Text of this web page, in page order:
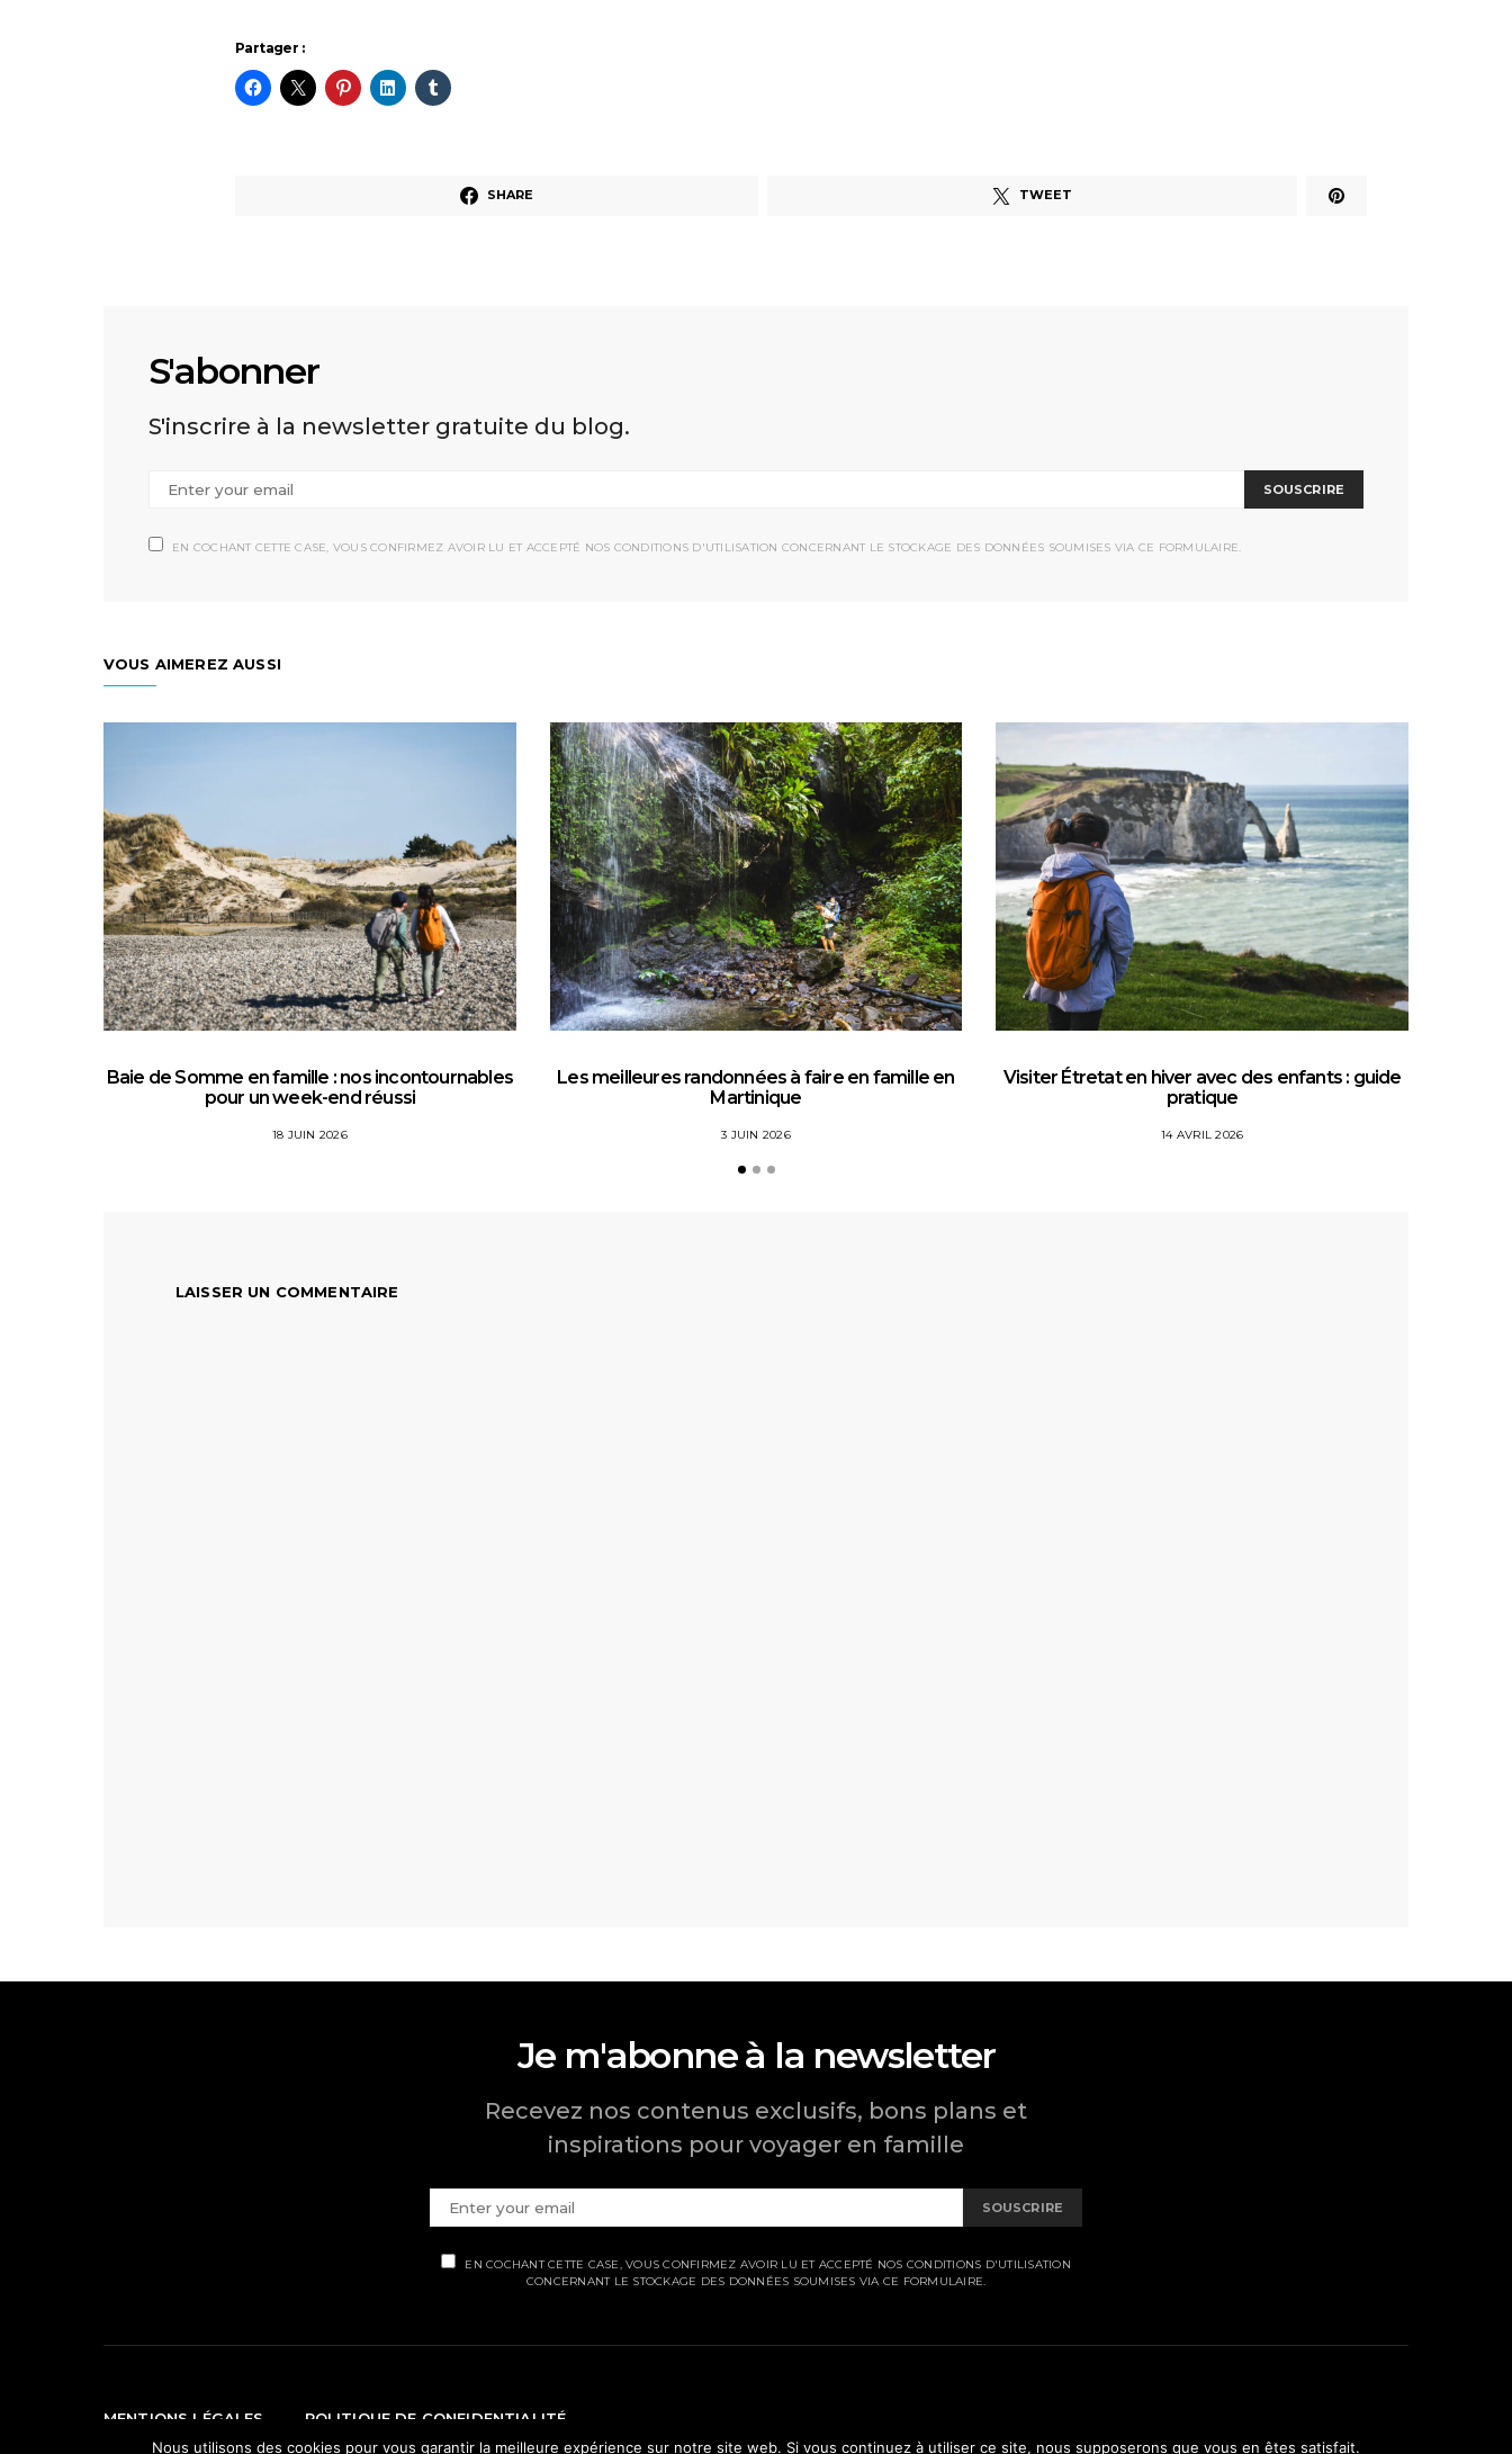
Partager :
SHARE TWEET
S'abonner
S'inscrire à la newsletter gratuite du blog.
SOUSCRIRE
EN COCHANT CETTE CASE, VOUS CONFIRMEZ AVOIR LU ET ACCEPTÉ NOS CONDITIONS D'UTILISATION CONCERNANT LE STOCKAGE DES DONNÉES SOUMISES VIA CE FORMULAIRE.
VOUS AIMEREZ AUSSI
Baie de Somme en famille : nos incontournables
pour un week-end réussi
18 JUIN 2026
Les meilleures randonnées à faire en famille en
Martinique
3 JUIN 2026
Visiter Étretat en hiver avec des enfants : guide
pratique
14 AVRIL 2026
LAISSER UN COMMENTAIRE
Je m'abonne à la newsletter
Recevez nos contenus exclusifs, bons plans et
inspirations pour voyager en famille
SOUSCRIRE
EN COCHANT CETTE CASE, VOUS CONFIRMEZ AVOIR LU ET ACCEPTÉ NOS CONDITIONS D'UTILISATION
CONCERNANT LE STOCKAGE DES DONNÉES SOUMISES VIA CE FORMULAIRE.
MENTIONS LÉGALES POLITIQUE DE CONFIDENTIALITÉ
Nous utilisons des cookies pour vous garantir la meilleure expérience sur notre site web. Si vous continuez à utiliser ce site, nous supposerons que vous en êtes satisfait.